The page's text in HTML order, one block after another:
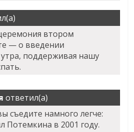
втором
— о введении
поддерживая нашу
ответил(а)
съедите намного легче:
Потемкина в 2001 году.